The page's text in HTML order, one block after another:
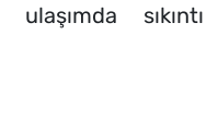
sıkıntı